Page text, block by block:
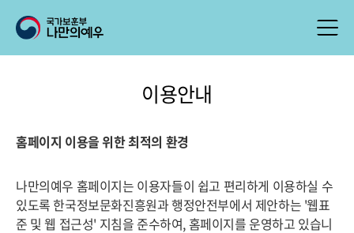
이용안내
홈페이지 이용을 위한 최적의 환경
나만의예우 홈페이지는 이용자들이 쉽고 편리하게 이용하실 수
있도록 한국정보문화진흥원과 행정안전부에서 제안하는 '웹표
준 및 웹 접근성' 지침을 준수하여, 홈페이지를 운영하고 있습니